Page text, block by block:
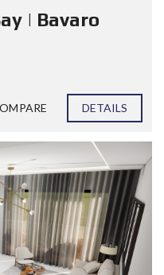
| Bavaro
DETAILS